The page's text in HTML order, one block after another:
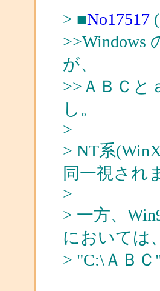
> ■No17517(
>>Windows
が、
>>ＡＢＣと
し。
>
> NT系
同一視され
>
> 一方、
においては、
> "C:\ＡＢ